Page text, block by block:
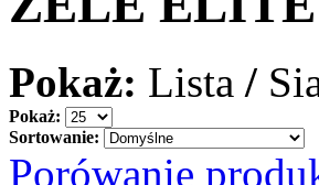
Pokaż: Lista /
Pokaż:
Sortowanie:
Porówanie